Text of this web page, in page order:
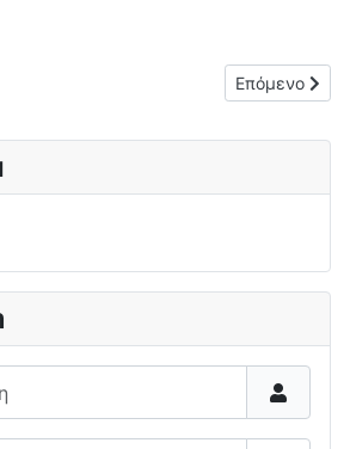
Δεν τα κατάφερε ο ΝΑΟΚ (9-10) από το
Επόμενο
Επόμενο